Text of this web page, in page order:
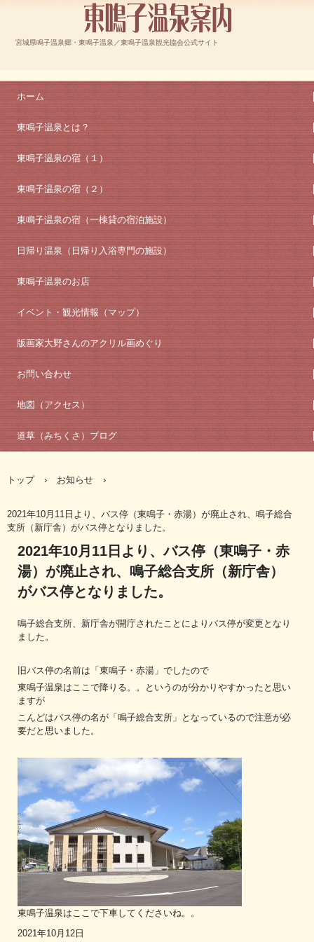
宮城県鳴子温泉郷・東鳴子温泉／東鳴子温泉観光協会公式サイト
ホーム
東鳴子温泉とは？
東鳴子温泉の宿（１）
東鳴子温泉の宿（２）
東鳴子温泉の宿（一棟貸の宿泊施設）
日帰り温泉（日帰り入浴専門の施設）
東鳴子温泉のお店
イベント・観光情報（マップ）
版画家大野さんのアクリル画めぐり
お問い合わせ
地図（アクセス）
道草（みちくさ）ブログ
トップ › お知らせ ›
2021年10月11日より、バス停（東鳴子・赤湯）が廃止され、鳴子総合
支所（新庁舎）がバス停となりました。
2021年10月11日より、バス停（東鳴子・赤
湯）が廃止され、鳴子総合支所（新庁舎）
がバス停となりました。
鳴子総合支所、新庁舎が開庁されたことによりバス停が変更となり
ました。
旧バス停の名前は「東鳴子・赤湯」でしたので
東鳴子温泉はここで降りる。。というのが分かりやすかったと思い
ますが
こんどはバス停の名が「鳴子総合支所」となっているので注意が必
要だと思いました。
東鳴子温泉はここで下車してくださいね。。
2021年10月12日